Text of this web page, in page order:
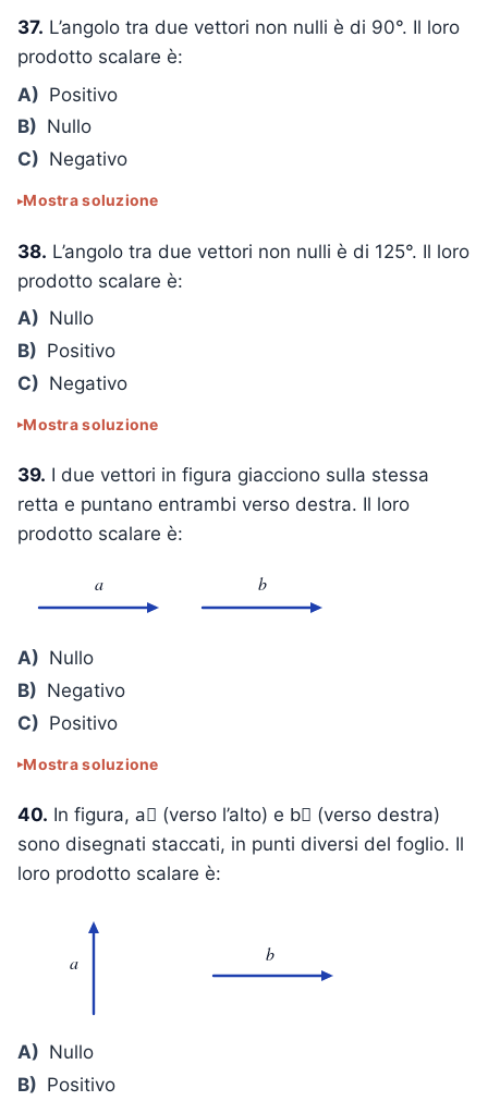
37. L’angolo tra due vettori non nulli è di 90°. Il loro
prodotto scalare è:
A) Positivo
B) Nullo
C) Negativo
Mostra soluzione
38. L’angolo tra due vettori non nulli è di 125°. Il loro
prodotto scalare è:
A) Nullo
B) Positivo
C) Negativo
Mostra soluzione
39. I due vettori in figura giacciono sulla stessa
retta e puntano entrambi verso destra. Il loro
prodotto scalare è:
a b
A) Nullo
B) Negativo
C) Positivo
Mostra soluzione
40. In figura, a⃗ (verso l’alto) e b⃗ (verso destra)
sono disegnati staccati, in punti diversi del foglio. Il
loro prodotto scalare è:
a b
A) Nullo
B) Positivo